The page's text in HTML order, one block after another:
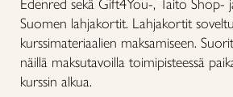
Edenred sekä Gift4You-, Taito Shop-
Suomen lahjakortit. Lahjakortit
kurssimateriaalien maksamiseen.
näillä maksutavoilla toimipisteessä
kurssin alkua.